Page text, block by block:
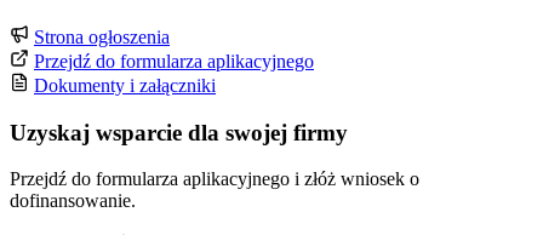
Strona ogłoszenia
Przejdź do formularza aplikacyjnego
Dokumenty i załączniki
Uzyskaj wsparcie dla swojej firmy
Przejdź do formularza aplikacyjnego i złóż wniosek o
dofinansowanie.